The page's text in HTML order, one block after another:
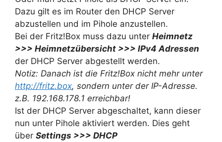
Dazu gilt es im Router den DHCP Server
abzustellen und im Pihole anzustellen.
Bei der Fritz!Box muss dazu unter Heimnetz
>>> Heimnetzübersicht >>> IPv4 Adressen
der DHCP Server abgestellt werden.
Notiz: Danach ist die Fritz!Box nicht mehr unter
http://fritz.box, sondern unter der IP-Adresse.
z.B. 192.168.178.1 erreichbar!
Ist der DHCP Server abgeschaltet, kann dieser
nun unter Pihole aktiviert werden. Dies geht
über Settings >>> DHCP